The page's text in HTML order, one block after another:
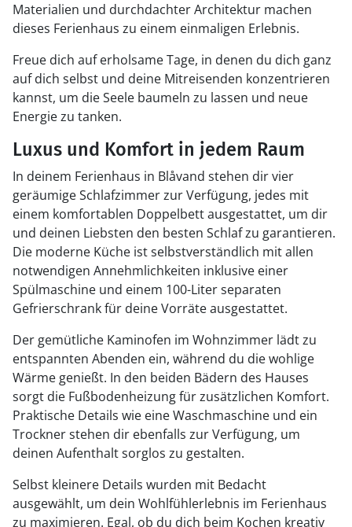
Materialien und durchdachter Architektur machen
dieses Ferienhaus zu einem einmaligen Erlebnis.
Freue dich auf erholsame Tage, in denen du dich ganz
auf dich selbst und deine Mitreisenden konzentrieren
kannst, um die Seele baumeln zu lassen und neue
Energie zu tanken.
Luxus und Komfort in jedem Raum
In deinem Ferienhaus in Blåvand stehen dir vier
geräumige Schlafzimmer zur Verfügung, jedes mit
einem komfortablen Doppelbett ausgestattet, um dir
und deinen Liebsten den besten Schlaf zu garantieren.
Die moderne Küche ist selbstverständlich mit allen
notwendigen Annehmlichkeiten inklusive einer
Spülmaschine und einem 100-Liter separaten
Gefrierschrank für deine Vorräte ausgestattet.
Der gemütliche Kaminofen im Wohnzimmer lädt zu
entspannten Abenden ein, während du die wohlige
Wärme genießt. In den beiden Bädern des Hauses
sorgt die Fußbodenheizung für zusätzlichen Komfort.
Praktische Details wie eine Waschmaschine und ein
Trockner stehen dir ebenfalls zur Verfügung, um
deinen Aufenthalt sorglos zu gestalten.
Selbst kleinere Details wurden mit Bedacht
ausgewählt, um dein Wohlfühlerlebnis im Ferienhaus
zu maximieren. Egal, ob du dich beim Kochen kreativ